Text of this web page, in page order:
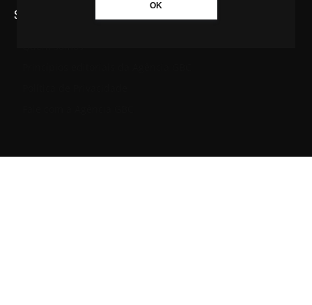
OK
SAIBA MAIS SOBRE A AGÊNCIA GBC